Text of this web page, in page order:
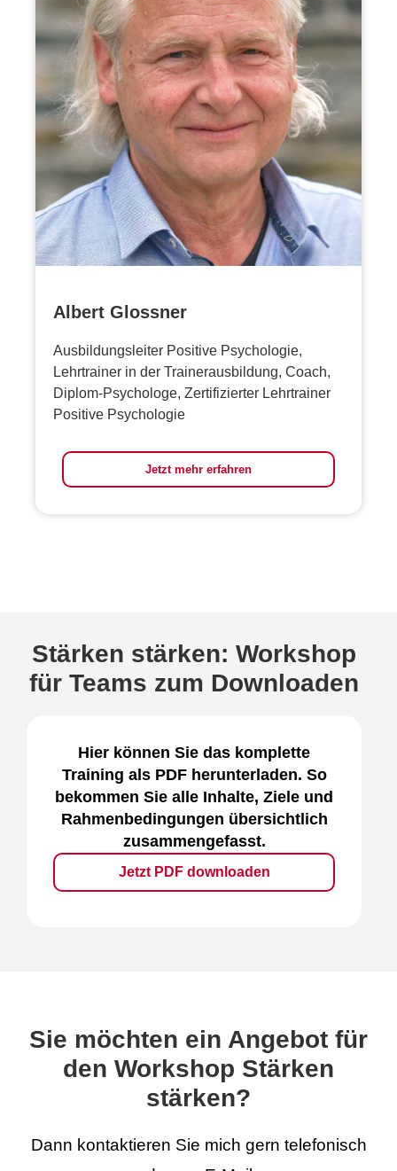
Albert Glossner
Ausbildungsleiter Positive Psychologie,
Lehrtrainer in der Trainerausbildung, Coach,
Diplom-Psychologe, Zertifizierter Lehrtrainer
Positive Psychologie
Jetzt mehr erfahren
Stärken stärken: Workshop
für Teams zum Downloaden
Hier können Sie das komplette
Training als PDF herunterladen. So
bekommen Sie alle Inhalte, Ziele und
Rahmenbedingungen übersichtlich
zusammengefasst.
Jetzt PDF downloaden
Sie möchten ein Angebot für
den Workshop Stärken
stärken?
Dann kontaktieren Sie mich gern telefonisch